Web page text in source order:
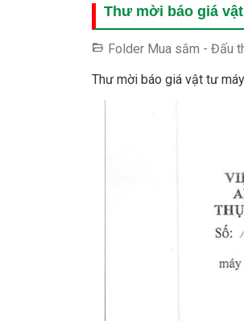
Thư mời báo giá
Folder Mua sắm - Đấu
Thư mời báo giá vật tư